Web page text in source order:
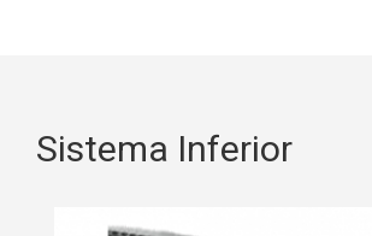
Sistema Inferior